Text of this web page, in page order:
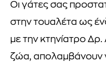
Οι γάτες σας
στην τουαλέτα ως
με την κτηνίατρο
ζώα, απολαμβάνουν